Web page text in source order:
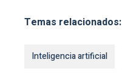
Temas relacionados:
Inteligencia artificial